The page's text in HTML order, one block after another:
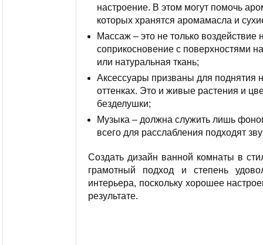
настроение. В этом могут помочь
которых хранятся аромамасла и
Массаж – это не только воздействие
соприкосновение с поверхностями
или натуральная ткань;
Аксессуары призваны для поднятия
оттенках. Это и живые растения и
безделушки;
Музыка – должна служить лишь
всего для расслабления подходят
Создать дизайн ванной комнаты в
грамотный подход и степень
интерьера, поскольку хорошее
результате.